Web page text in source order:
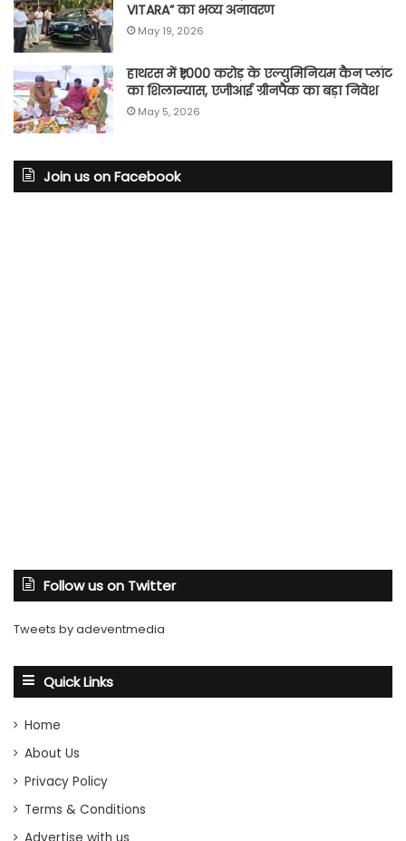
VITARA” का भव्य अनावरण
May 19, 2026
हाथरस में ₹1,000 करोड़ के एल्युमिनियम कैन प्लांट
का शिलान्यास, एजीआई ग्रीनपैक का बड़ा निवेश
May 5, 2026
Join us on Facebook
Follow us on Twitter
Tweets by adeventmedia
Quick Links
Home
About Us
Privacy Policy
Terms & Conditions
Advertise with us